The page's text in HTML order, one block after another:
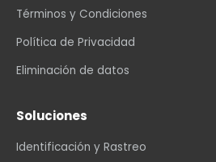
Términos y Condiciones
Política de Privacidad
Eliminación de datos
Soluciones
Identificación y Rastreo